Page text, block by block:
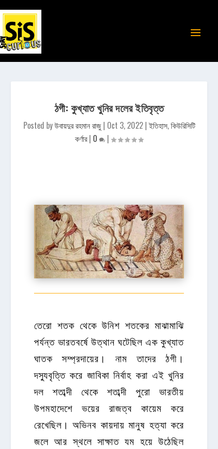
ঠগী: কুখ্যাত খুনির দলের ইতিবৃত্ত
Posted byউবায়দুর রহমান রাজু| Oct 3, 2022|ইতিহাস,কিউরিসিটি
কর্ণার| 0 |
তেরো শতক থেকে উনিশ শতকের মাঝামাঝি
পর্যন্ত ভারতবর্ষে উত্থান ঘটেছিল এক কুখ্যাত
ঘাতক সম্প্রদায়ের। নাম তাদের ঠগী।
দস্যুবৃত্তি করে জাবিকা নির্বাহ করা এই খুনির
দল শতাব্দী থেকে শতাব্দী পুরো ভারতীয়
উপমহাদেশে ভয়ের রাজত্ব কায়েম করে
রেখেছিল। অভিনব কায়দায় মানুষ হত্যা করে
জলে আর স্থলে সাক্ষাত যম হয়ে উঠেছিল